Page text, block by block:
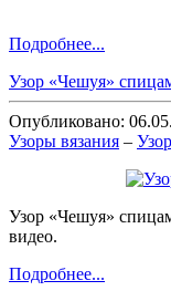
Подробнее...
Узор «Чешуя»
Опубликовано:
Узоры вязания –
Узор «Чешуя»
видео.
Подробнее...